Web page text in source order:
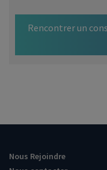
Rencontrer un
Nous Rejoindre